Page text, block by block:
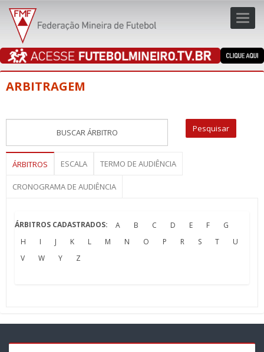
ARBITRAGEM
ÁRBITROS ESCALA TERMO DE AUDIÊNCIA
CRONOGRAMA DE AUDIÊNCIA
ÁRBITROS CADASTRADOS: A B C D E F
G
H
I J K L M N O P R S T
U
V
W Y Z